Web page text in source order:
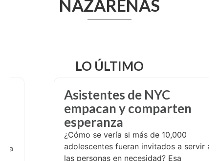
NAZARENAS
LO ÚLTIMO
la
Asistentes de NYC
empacan y comparten
esperanza
¿Cómo se vería si más de 10,000
adolescentes fueran invitados a servir a
las personas en necesidad? Esa